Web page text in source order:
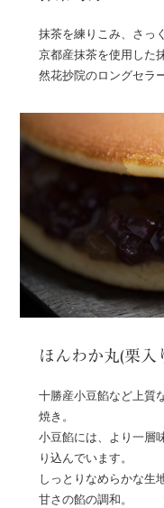
抹茶を練りこみ、さっ
京都産抹茶を使用した
然花抄院のロングセラ
ほんわか丸(栗入
十勝産小豆餡など上質
焼き。
小豆餡には、より一層
り込んでいます。
しっとりなめらかな生
甘さの餡の調和。